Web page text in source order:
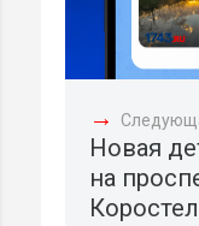
→
Новая
на